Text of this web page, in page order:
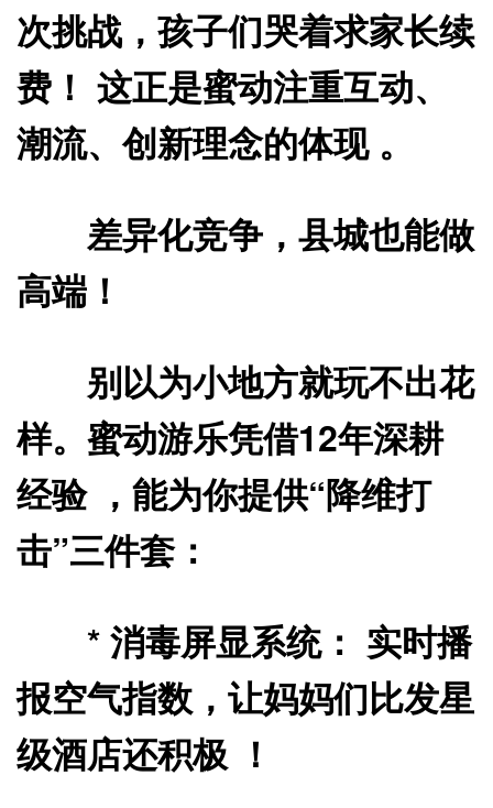
次挑战，孩子们哭着求家长续
费！ 这正是蜜动注重互动、
潮流、创新理念的体现 。
差异化竞争，县城也能做
高端！
别以为小地方就玩不出花
样。蜜动游乐凭借12年深耕
经验 ，能为你提供“降维打
击”三件套：
*消毒屏显系统： 实时播
报空气指数，让妈妈们比发星
级酒店还积极 ！